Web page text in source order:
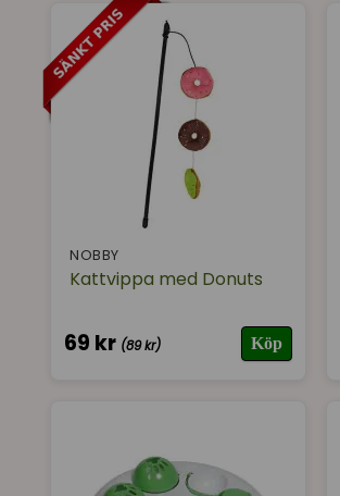
NOBBY
Kattvippa med Donuts
69 kr (89 kr) Köp